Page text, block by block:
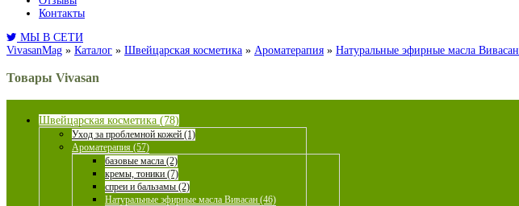
Контакты
МЫ В СЕТИ
VivasanMag » Каталог » Швейцарская косметика » Ароматерапия » Натуральные эфирные масла Вивасан
Товары Vivasan
Швейцарская косметика (78)
Уход за проблемной кожей (1)
Ароматерапия (57)
базовые масла (2)
кремы, тоники (7)
спреи и бальзамы (2)
Натуральные эфирные масла Вивасан (46)